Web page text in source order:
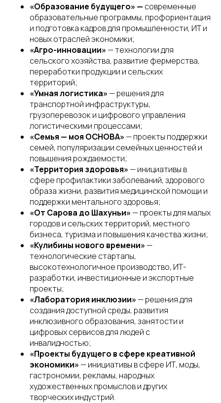
«Образование будущего» — современные
образовательные программы, профориентация
и подготовка кадров для промышленности, ИТ и
новых отраслей экономики;
«Агро-инновации» — технологии для
сельского хозяйства, развитие фермерства,
переработки продукции и сельских
территорий;
«Умная логистика» — решения для
транспортной инфраструктуры,
грузоперевозок и цифрового управления
логистическими процессами;
«Семья — моя ОСНОВА» — проекты поддержки
семей, популяризации семейных ценностей и
повышения рождаемости;
«Территория здоровья» — инициативы в
сфере профилактики заболеваний, здорового
образа жизни, развития медицинской помощи и
поддержки ментального здоровья;
«От Сарова до Шахуньи» — проекты для малых
городов и сельских территорий, местного
бизнеса, туризма и повышения качества жизни;
«Кулибины нового времени» —
технологические стартапы,
высокотехнологичное производство, ИТ-
разработки, инвестиционные и экспортные
проекты;
«Лаборатория инклюзии» — решения для
создания доступной среды, развития
инклюзивного образования, занятости и
цифровых сервисов для людей с
инвалидностью;
«Проекты будущего в сфере креативной
экономики» — инициативы в сфере ИТ, моды,
гастрономии, рекламы, народных
художественных промыслов и других
творческих индустрий.